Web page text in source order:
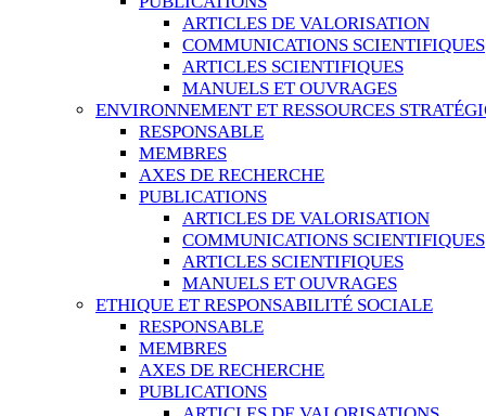
ARTICLES DE VALORISATION
COMMUNICATIONS SCIENTIFIQUES
ARTICLES SCIENTIFIQUES
MANUELS ET OUVRAGES
ENVIRONNEMENT ET RESSOURCES
RESPONSABLE
MEMBRES
AXES DE RECHERCHE
PUBLICATIONS
ARTICLES DE VALORISATION
COMMUNICATIONS SCIENTIFIQUES
ARTICLES SCIENTIFIQUES
MANUELS ET OUVRAGES
ETHIQUE ET RESPONSABILITÉ SOCIALE
RESPONSABLE
MEMBRES
AXES DE RECHERCHE
PUBLICATIONS